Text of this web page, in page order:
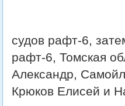
судов рафт-6,
рафт-6, Томская
Александр,
Крюков Елисей и